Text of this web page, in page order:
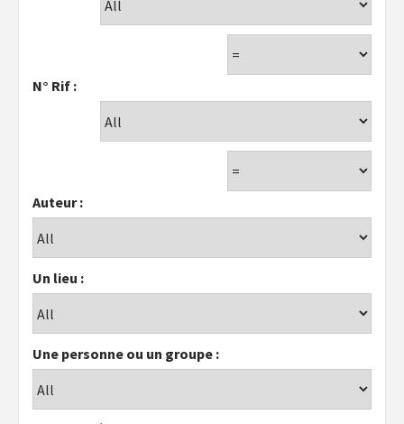
N° Rif :
Auteur :
Un lieu :
Une personne ou un groupe :